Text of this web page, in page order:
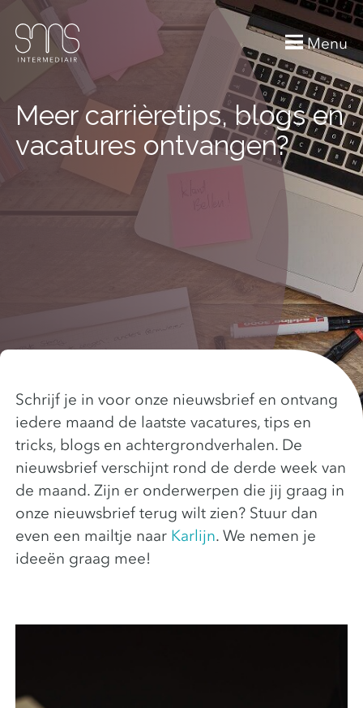
Menu
Meer carrièretips, blogs en
vacatures ontvangen?
Schrijf je in voor onze nieuwsbrief en ontvang
iedere maand de laatste vacatures, tips en
tricks, blogs en achtergrondverhalen. De
nieuwsbrief verschijnt rond de derde week van
de maand. Zijn er onderwerpen die jij graag in
onze nieuwsbrief terug wilt zien? Stuur dan
even een mailtje naar Karlijn. We nemen je
ideeën graag mee!